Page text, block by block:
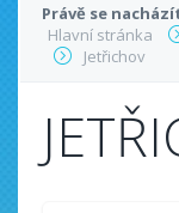
Právě se
Hlavní stránka
Jetřichov